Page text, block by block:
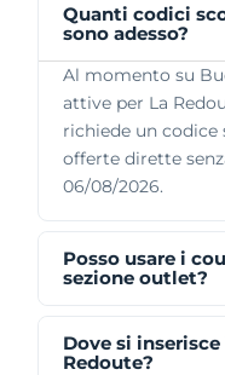
Quanti codici
sono adesso?
Al momento su
attive per La
richiede un codice
offerte dirette
06/08/2026.
Posso usare i
sezione outlet?
Dove si
Redoute?